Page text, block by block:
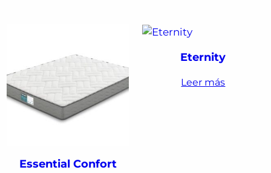
Essential Confort
Eternity
Leer más